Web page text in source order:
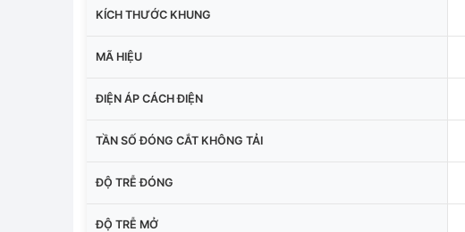
KÍCH THƯỚC KHUNG
MÃ HIỆU
ĐIỆN ÁP CÁCH ĐIỆN
TẦN SỐ ĐÓNG CẮT KHÔNG TẢI
ĐỘ TRỄ ĐÓNG
ĐỘ TRỄ MỞ